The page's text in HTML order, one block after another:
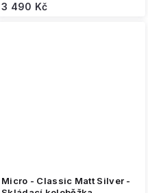
3 490 Kč
Micro - Classic Matt Silver -